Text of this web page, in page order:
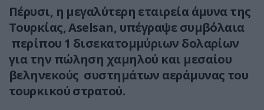
Πέρυσι, η μεγαλύτερη εταιρεία άμυνα της
Τουρκίας, Aselsan, υπέγραψε συμβόλαια
περίπου 1 δισεκατομμύριων δολαρίων
για την πώληση χαμηλού και μεσαίου
βεληνεκούς συστημάτων αεράμυνας του
τουρκικού στρατού.